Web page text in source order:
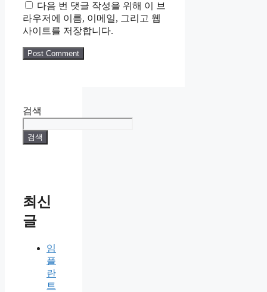
다음 번 댓글 작성을 위해 이 브
라우저에 이름, 이메일, 그리고 웹
사이트를 저장합니다.
검색
검색
최신
글
임
플
란
트